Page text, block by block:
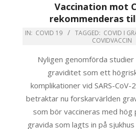
Vaccination mot
rekommenderas
IN: COVID 19 TAGGED: COVID I
COVIDVACCIN
Nyligen genomförda
graviditet som ett
komplikationer vid SARS-
betraktar nu forskarvärlden
som bör vaccineras med
gravida som lagts in på